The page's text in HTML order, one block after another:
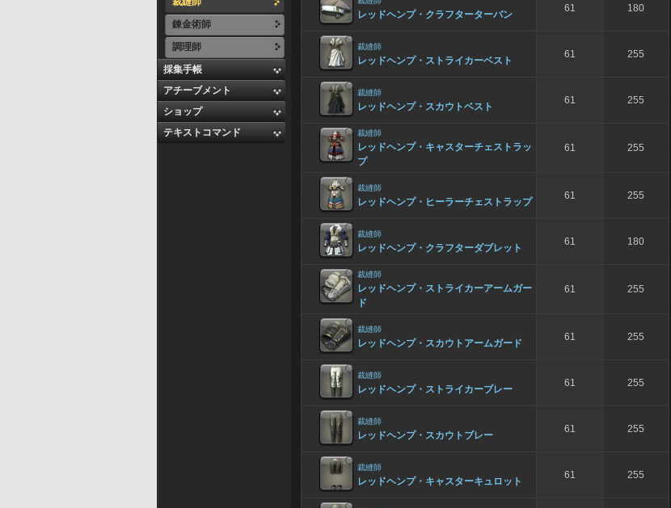
錬金術師
調理師
採集手帳
アチーブメント
ショップ
テキストコマンド
レッドヘンプ・クラフターターバン
61 180
裁縫師
レッドヘンプ・ストライカーベスト
61 255
裁縫師
レッドヘンプ・スカウトベスト
61 255
裁縫師
レッドヘンプ・キャスターチェストラッ
プ
61 255
裁縫師
レッドヘンプ・ヒーラーチェストラップ
61 255
裁縫師
レッドヘンプ・クラフターダブレット
61 180
裁縫師
レッドヘンプ・ストライカーアームガー
ド
61 255
裁縫師
レッドヘンプ・スカウトアームガード
61 255
裁縫師
レッドヘンプ・ストライカーブレー
61 255
裁縫師
レッドヘンプ・スカウトブレー
61 255
裁縫師
レッドヘンプ・キャスターキュロット
61 255